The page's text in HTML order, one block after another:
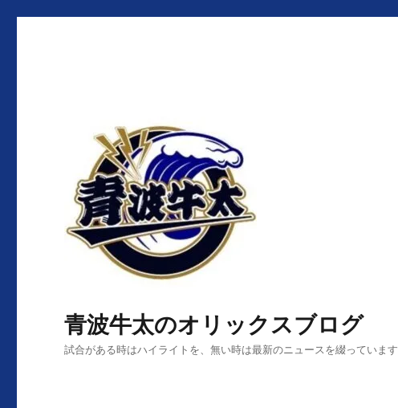
青波牛太のオリックスブログ
試合がある時はハイライトを、無い時は最新のニュースを綴っています